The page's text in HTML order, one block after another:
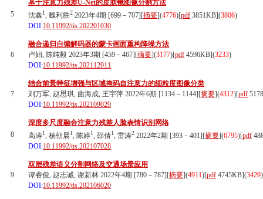
5
基于注意力残差U-Net的皮肤镜图像分割方法
沈鑫1, 魏利胜2 2023年4期 [699－707][摘要](4776)[pdf 3851KB](3806)
DOI:10.11992/tis.202201030
6
融合递归自编解码器的蒙卡画面重构降噪方法
卢娟, 陈纯毅 2023年3期 [459－467][摘要](3177)[pdf 4596KB](3233)
DOI:10.11992/tis.202112011
7
结合前景特征增强与区域掩码自注意力的细粒度图像分类
刘万军, 赵思琪, 曲海成, 王宇萍 2022年6期 [1134－1144][摘要](4312)[pdf
DOI:10.11992/tis.202109029
8
深度多尺度融合注意力残差人脸表情识别网络
高涛1, 杨朝晨1, 陈婷1, 邵倩1, 雷涛2 2022年2期 [393－401][摘要](6795)[pdf
DOI:10.11992/tis.202107028
9
双层残差语义分割网络及交通场景应用
谭睿俊, 赵志诚, 谢新林 2022年4期 [780－787][摘要](4911)[pdf 4745KB](3429)
DOI:10.11992/tis.202106020